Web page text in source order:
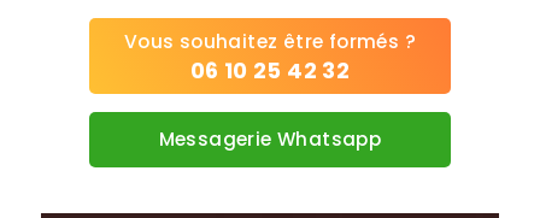
Vous souhaitez être formés ?
06 10 25 42 32
Messagerie Whatsapp